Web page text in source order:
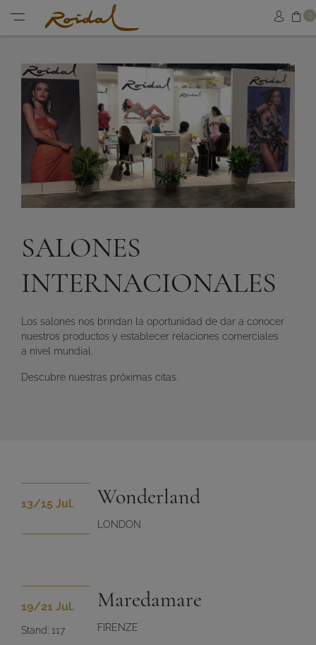
0
SALONES
INTERNACIONALES
Los salones nos brindan la oportunidad de dar a conocer
nuestros productos y establecer relaciones comerciales
a nivel mundial.
Descubre nuestras próximas citas.
13/15 Jul. Wonderland
LONDON
19/21 Jul.
Stand: 117
Maredamare
FIRENZE